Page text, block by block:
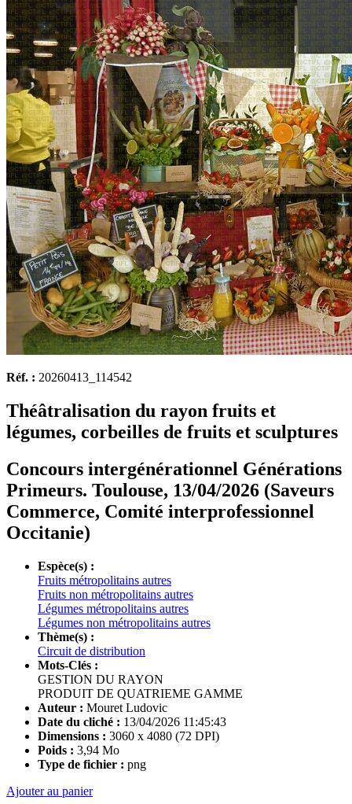
Réf. : 20260413_114542
Théâtralisation du rayon fruits et
légumes, corbeilles de fruits et sculptures
Concours intergénérationnel Générations
Primeurs. Toulouse, 13/04/2026 (Saveurs
Commerce, Comité interprofessionnel
Occitanie)
Espèce(s) :
Fruits métropolitains autres
Fruits non métropolitains autres
Légumes métropolitains autres
Légumes non métropolitains autres
Thème(s) :
Circuit de distribution
Mots-Clés :
GESTION DU RAYON
PRODUIT DE QUATRIEME GAMME
Auteur : Mouret Ludovic
Date du cliché : 13/04/2026 11:45:43
Dimensions : 3060 x 4080 (72 DPI)
Poids : 3,94 Mo
Type de fichier : png
Ajouter au panier